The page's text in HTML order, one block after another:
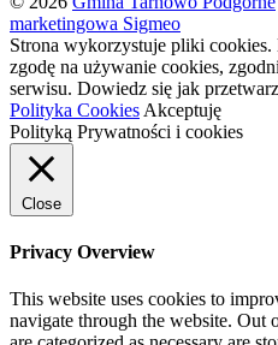
marketingowa Sigmeo
Strona wykorzystuje pliki
zgodę na używanie cookies,
serwisu. Dowiedz się jak
Polityka Cookies Akceptuję
Polityką Prywatności i cookies
Close
Privacy Overview
This website uses cookies to
navigate through the website. Out